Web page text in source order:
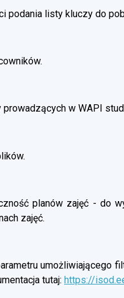
podania listy kluczy do
w WAPI
planów zajęć - do
zajęć.
umożliwiającego
tutaj: https://